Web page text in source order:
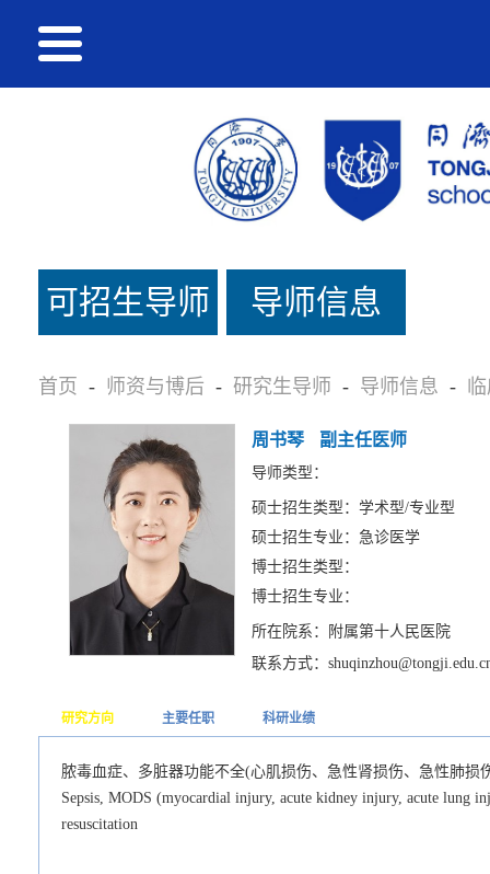
可招生导师
名单
导师信息
首页 - 师资与博后 - 研究生导师 - 导师信息 -
周书琴 副主任医师
导师类型：
硕士招生类型：学术型/专业型
硕士招生专业：急诊医学
博士招生类型：
博士招生专业：
所在院系：附属第十人民医院
联系方式：
研究方向 主要任职 科研业绩
脓毒血症、多脏器功能不全(心肌损伤、急性肾损伤、急性肺损
Sepsis, MODS (myocardial injury, acute kidney injury, acute lung
resuscitation